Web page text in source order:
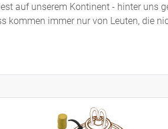
auf unserem Kontinent - hinter uns
kommen immer nur von Leuten, die